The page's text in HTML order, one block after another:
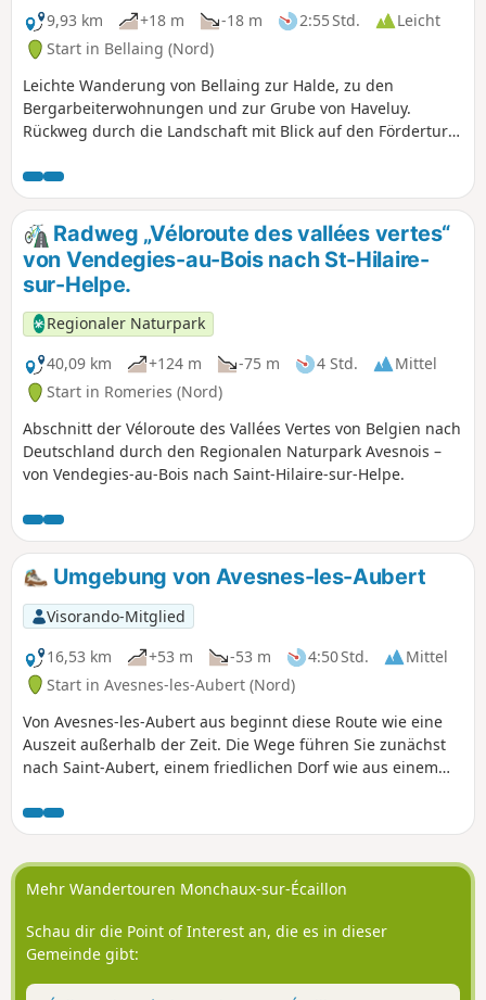
9,93 km
+18 m -18 m 2:55 Std.
Leicht
Start in Bellaing (Nord)
Leichte Wanderung von Bellaing zur Halde, zu den
Bergarbeiterwohnungen und zur Grube von Haveluy.
Rückweg durch die Landschaft mit Blick auf den Förderturm
Wanderung!
Radweg „Véloroute des vallées vertes“
von Vendegies-au-Bois nach St-Hilaire-
sur-Helpe.
Regionaler Naturpark
40,09 km
+124 m -75 m 4 Std.
Mittel
Start in Romeries (Nord)
Abschnitt der Véloroute des Vallées Vertes von Belgien nach
Deutschland durch den Regionalen Naturpark Avesnois –
von Vendegies-au-Bois nach Saint-Hilaire-sur-Helpe.
Umgebung von Avesnes-les-Aubert
Visorando-Mitglied
16,53 km
+53 m -53 m 4:50 Std.
Mittel
Start in Avesnes-les-Aubert (Nord)
Von Avesnes-les-Aubert aus beginnt diese Route wie eine
Auszeit außerhalb der Zeit. Die Wege führen Sie zunächst
nach Saint-Aubert, einem friedlichen Dorf wie aus einem
Route führt weiter nach Villers-en-Cauchies mit seinen
ruhigen Gassen und seiner landwirtschaftlichen
Landschaft, die Ruhe ausstrahlt. Dann kommt Rieux-en-
Cambrésis, eingebettet inmitten von Feldern, wo sich
idyllischen Passagen, Begegnungen mit dem lokalen
Kulturerbe und sanften Panoramen bietet dieser Ausflug
frische Luft zu schnappen und neue Energie zu tanken.
Mehr Wandertouren Monchaux-sur-Écaillon
Schau dir die Point of Interest an, die es in dieser
Gemeinde gibt: